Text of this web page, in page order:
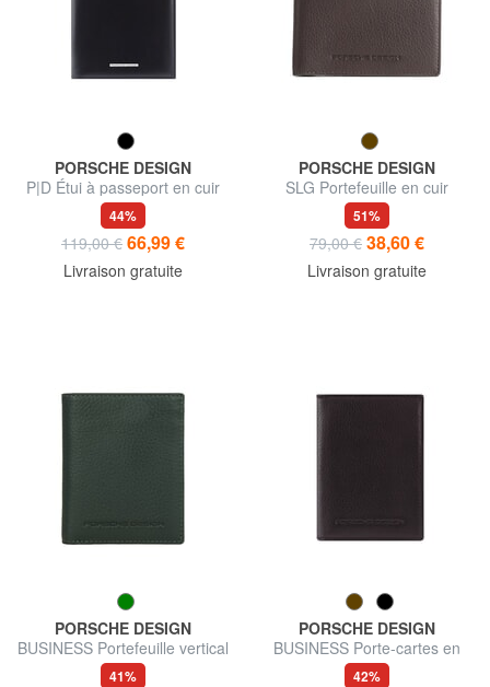
PORSCHE DESIGN
P|D Étui à passeport en cuir
44%
119,00 € 66,99 €
Livraison gratuite
PORSCHE DESIGN
SLG Portefeuille en cuir
51%
79,00 € 38,60 €
Livraison gratuite
PORSCHE DESIGN
BUSINESS Portefeuille vertical
en cuir
41%
PORSCHE DESIGN
BUSINESS Porte-cartes en
cuir
42%